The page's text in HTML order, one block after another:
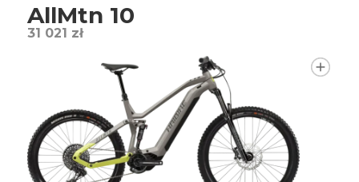
AllMtn 10
31 021 zł